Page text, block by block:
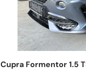
Cupra Formentor 1.5